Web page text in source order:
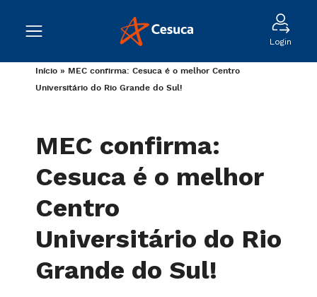
Login
Início » MEC confirma: Cesuca é o melhor Centro
Universitário do Rio Grande do Sul!
MEC confirma:
Cesuca é o melhor
Centro
Universitário do Rio
Grande do Sul!